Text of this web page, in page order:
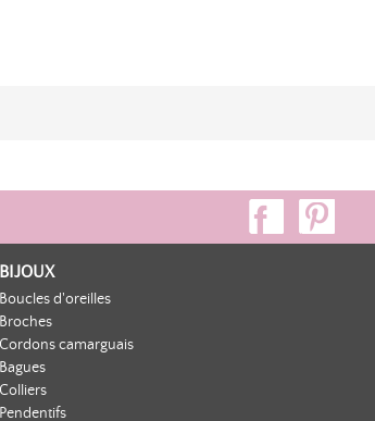
BIJOUX
Boucles d'oreilles
Broches
Cordons camarguais
Bagues
Colliers
Pendentifs